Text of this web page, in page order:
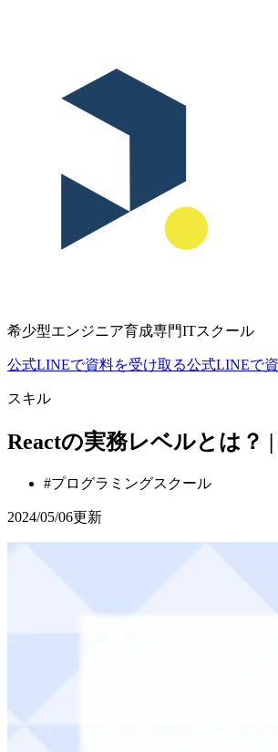
希少型エンジニア育成専門ITスクール
公式LINEで資料を受け取る公式LINEで
スキル
Reactの実務レベルとは？
#プログラミングスクール
2024/05/06更新